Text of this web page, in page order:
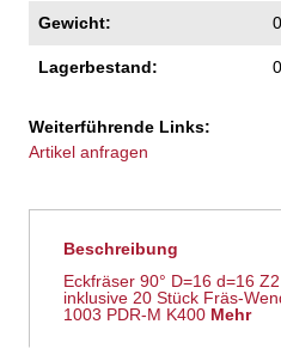
Gewicht:
Lagerbestand: 0
Weiterführende Links:
Artikel anfragen
Beschreibung
Eckfräser 90° D=16 d=16
inklusive 20 Stück Fräs-
1003 PDR-M K400 Mehr